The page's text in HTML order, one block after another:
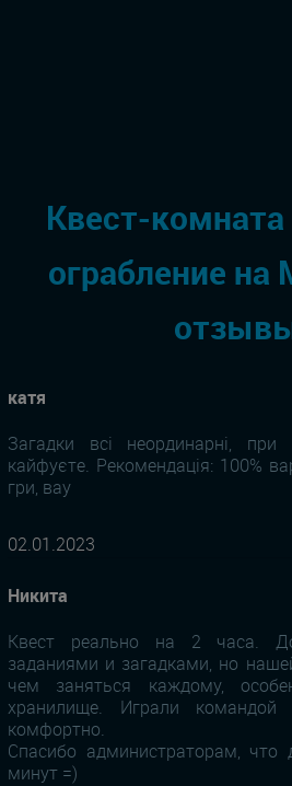
Квест-
ограбление на
катя
Загадки всі неординарні, при
кайфуєте. Рекомендація: 100%
гри, вау
02.01.2023
Никита
Квест реально на 2 часа.
заданиями и загадками, но
чем заняться каждому,
хранилище. Играли
комфортно.
Спасибо администраторам,
минут =)